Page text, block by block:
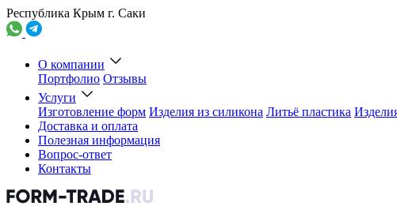
Республика Крым г. Саки
О компании
Портфолио Отзывы
Услуги
Изготовление форм Изделия из силикона Литьё пластика
Доставка и оплата
Полезная информация
Вопрос-ответ
Контакты